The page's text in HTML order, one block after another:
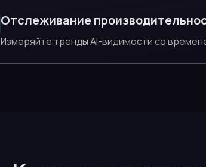
Отслеживание
Измеряйте тренды AI-видимости со